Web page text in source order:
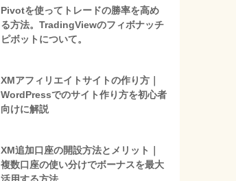
Pivotを使ってトレードの勝率を高め
る方法。TradingViewのフィボナッチ
ピボットについて。
XMアフィリエイトサイトの作り方｜
WordPressでのサイト作り方を初心者
向けに解説
XM追加口座の開設方法とメリット｜
複数口座の使い分けでボーナスを最大